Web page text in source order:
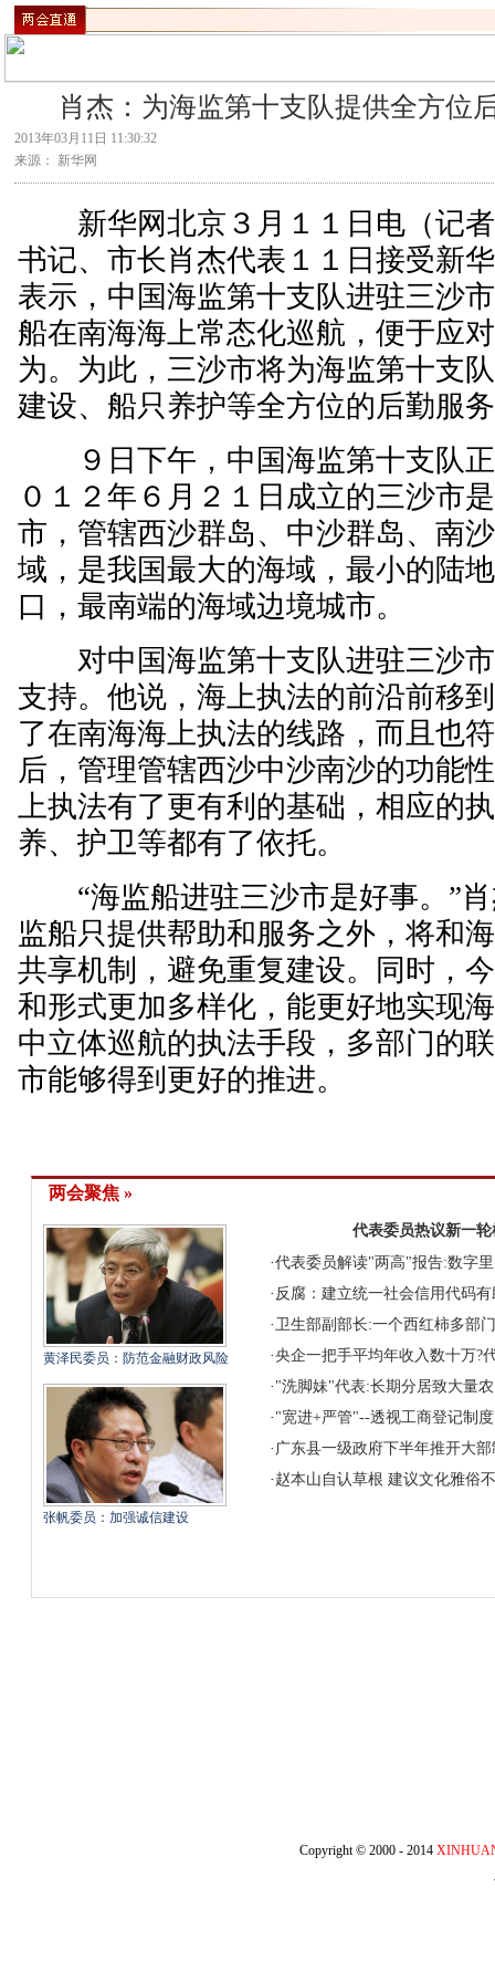
肖杰：为海监第十支队提供全方位
2013年03月11日 11:30:32
来源： 新华网
新华网北京３月１１日电（记者
书记、市长肖杰代表１１日接受新
表示，中国海监第十支队进驻三沙
船在南海海上常态化巡航，便于应
为。为此，三沙市将为海监第十支
建设、船只养护等全方位的后勤服
９日下午，中国海监第十支队正
０１２年６月２１日成立的三沙市
市，管辖西沙群岛、中沙群岛、南
域，是我国最大的海域，最小的陆
口，最南端的海域边境城市。
对中国海监第十支队进驻三沙市
支持。他说，海上执法的前沿前移
了在南海海上执法的线路，而且也
后，管理管辖西沙中沙南沙的功能
上执法有了更有利的基础，相应的
养、护卫等都有了依托。
“海监船进驻三沙市是好事。”肖
监船只提供帮助和服务之外，将和
共享机制，避免重复建设。同时，
和形式更加多样化，能更好地实现
中立体巡航的执法手段，多部门的
市能够得到更好的推进。
两会聚焦 »
黄泽民委员：防范金融财政风险
张帆委员：加强诚信建设
代表委员热议新一
·代表委员解读"两高"报告:数字
· 反腐：建立统一社会信用代码
·卫生部副部长:一个西红柿多部
·央企一把手平均年收入数十万?
· "洗脚妹"代表:长期分居致大量
· "宽进+严管"--透视工商登记制
· 广东县一级政府下半年推开大部
· 赵本山自认草根 建议文化雅俗
Copyright © 2000 - 2014